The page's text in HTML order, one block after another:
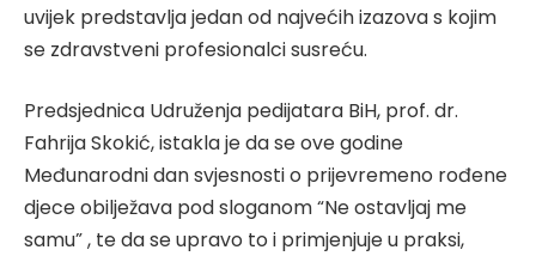
uvijek predstavlja jedan od najvećih izazova s kojim
se zdravstveni profesionalci susreću.
Predsjednica Udruženja pedijatara BiH, prof. dr.
Fahrija Skokić, istakla je da se ove godine
Međunarodni dan svjesnosti o prijevremeno rođene
djece obilježava pod sloganom “Ne ostavljaj me
samu” , te da se upravo to i primjenjuje u praksi,